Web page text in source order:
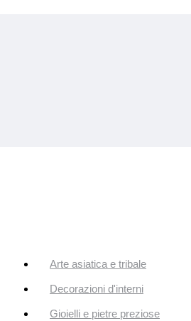
Arte asiatica e tribale
Decorazioni d'interni
Gioielli e pietre preziose